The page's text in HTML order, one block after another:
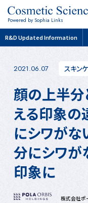
Powered by Sophia Links
R&D Updated Information
2021.06.07 スキン
顔の上半
える印象
にシワがな
分にシワが
印象に
株式会社ポ